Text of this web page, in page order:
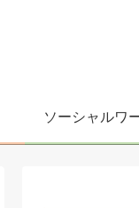
ソーシャルワ